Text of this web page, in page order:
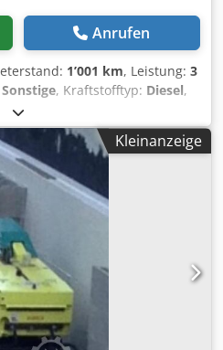
Anrufen
1’001 km, Leistung: 3
Sonstige, Kraftstofftyp: Diesel,
111 kg
Sonstige, Fahrzeugstandort:
ZUBEHÖRANGABEN OHNE
und Irrtümer
Ssx Amxja - .
Kleinanzeige